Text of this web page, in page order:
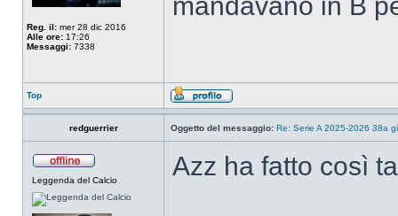
Reg. il: mer 28 dic 2016
Alle ore: 17:26
Messaggi: 7338
Top
redguerrier Oggetto del messaggio: Re: Serie A 2025-2026 38a
Leggenda del Calcio Azz ha fatto così